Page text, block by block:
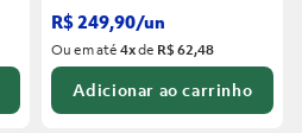
R$249,90/un
Ou em até4xde R$ 62,48
Adicionar ao carrinho